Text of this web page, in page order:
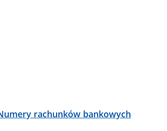
rachunków bankowych